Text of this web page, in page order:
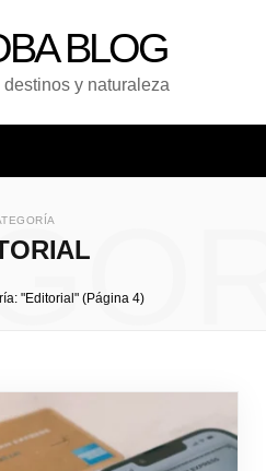
BLOG
y naturaleza
"Editorial" (Página 4)